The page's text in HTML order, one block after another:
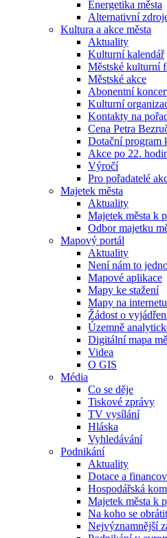
Energetika města
Alternativní
Kultura a akce města
Aktuality
Kulturní kalendář
Městské kulturní
Městské akce
Abonentní
Kulturní
Kontakty na
Cena Petra
Dotační program
Akce po 22.
Výročí
Pro pořadatelé
Majetek města
Aktuality
Majetek města k
Odbor majetku
Mapový portál
Aktuality
Není nám to
Mapové aplikace
Mapy ke stažení
Mapy na internetu
Žádost o
Územně
Digitální mapa
Videa
O GIS
Média
Co se děje
Tiskové zprávy
TV vysílání
Hláska
Vyhledávání
Podnikání
Aktuality
Dotace a
Hospodářská
Majetek města k
Na koho se obrátit
Nejvýznamnější